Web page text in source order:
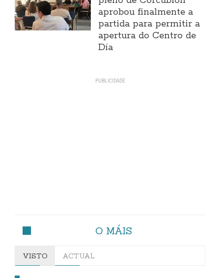
aprobou finalmente a
partida para permitir a
apertura do Centro de
Día
O MÁIS
VISTO ACTUAL